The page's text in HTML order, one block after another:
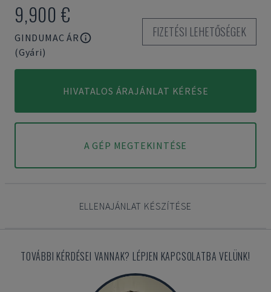
9,900 €
GINDUMAC ÁR
(Gyári)
FIZETÉSI LEHETŐSÉGEK
HIVATALOS ÁRAJÁNLAT KÉRÉSE
A GÉP MEGTEKINTÉSE
ELLENAJÁNLAT KÉSZÍTÉSE
TOVÁBBI KÉRDÉSEI VANNAK? LÉPJEN KAPCSOLATBA VELÜNK!